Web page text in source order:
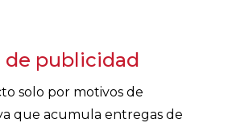
de publicidad
solo por motivos de
que acumula entregas de